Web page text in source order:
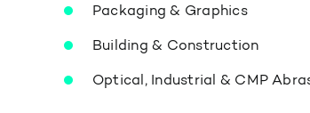
Packaging & Graphics
Building & Construction
Optical, Industrial & CMP